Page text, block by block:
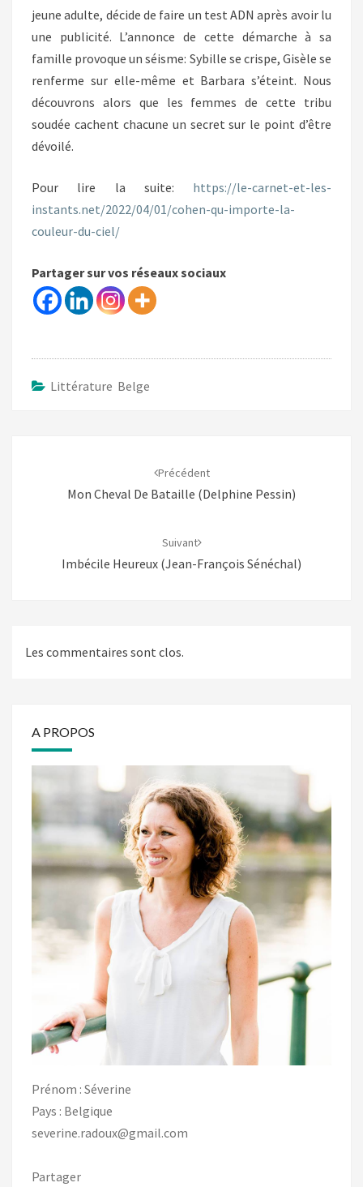
jeune adulte, décide de faire un test ADN après avoir lu
une publicité. L’annonce de cette démarche à sa
famille provoque un séisme: Sybille se crispe, Gisèle se
renferme sur elle-même et Barbara s’éteint. Nous
découvrons alors que les femmes de cette tribu
soudée cachent chacune un secret sur le point d’être
dévoilé.
Pour lire la suite: https://le-carnet-et-les-
instants.net/2022/04/01/cohen-qu-importe-la-
couleur-du-ciel/
Partager sur vos réseaux sociaux
Littérature Belge
Précédent
Mon Cheval De Bataille (Delphine Pessin)
Suivant
Imbécile Heureux (Jean-François Sénéchal)
Les commentaires sont clos.
A PROPOS
Prénom : Séverine
Pays : Belgique
severine.radoux@gmail.com
Partager